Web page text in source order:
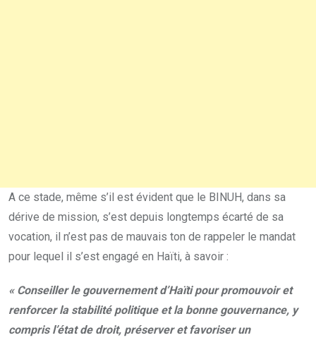
A ce stade, même s’il est évident que le BINUH, dans sa
dérive de mission, s’est depuis longtemps écarté de sa
vocation, il n’est pas de mauvais ton de rappeler le mandat
pour lequel il s’est engagé en Haïti, à savoir :
« Conseiller le gouvernement d’Haïti pour promouvoir et
renforcer la stabilité politique et la bonne gouvernance, y
compris l’état de droit, préserver et favoriser un